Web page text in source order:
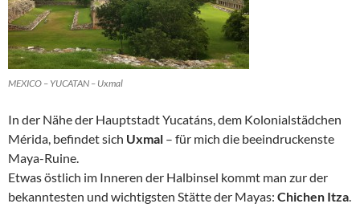
MEXICO – YUCATAN – Uxmal
In der Nähe der Hauptstadt Yucatáns, dem Kolonialstädchen
Mérida, befindet sich Uxmal – für mich die beeindruckenste
Maya-Ruine.
Etwas östlich im Inneren der Halbinsel kommt man zur der
bekanntesten und wichtigsten Stätte der Mayas: Chichen Itza